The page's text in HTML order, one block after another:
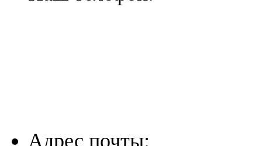
Адрес почты: